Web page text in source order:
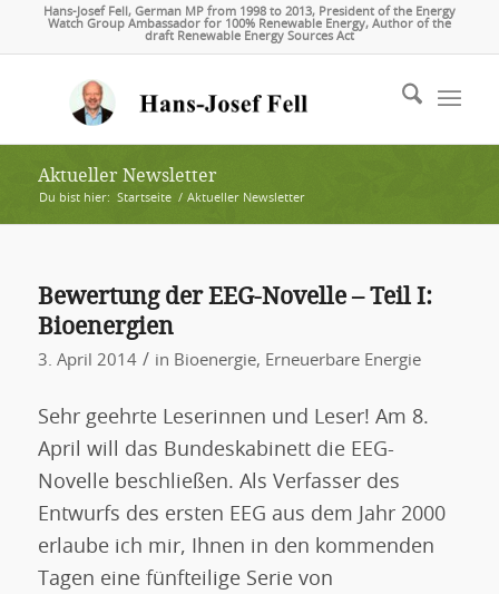
Hans-Josef Fell, German MP from 1998 to 2013, President of the Energy
Watch Group Ambassador for 100% Renewable Energy, Author of the
draft Renewable Energy Sources Act
Aktueller Newsletter
Du bist hier: Startseite / Aktueller Newsletter
Bewertung der EEG-Novelle – Teil I:
Bioenergien
3. April 2014 / in Bioenergie, Erneuerbare Energie
Sehr geehrte Leserinnen und Leser! Am 8.
April will das Bundeskabinett die EEG-
Novelle beschließen. Als Verfasser des
Entwurfs des ersten EEG aus dem Jahr 2000
erlaube ich mir, Ihnen in den kommenden
Tagen eine fünfteilige Serie von